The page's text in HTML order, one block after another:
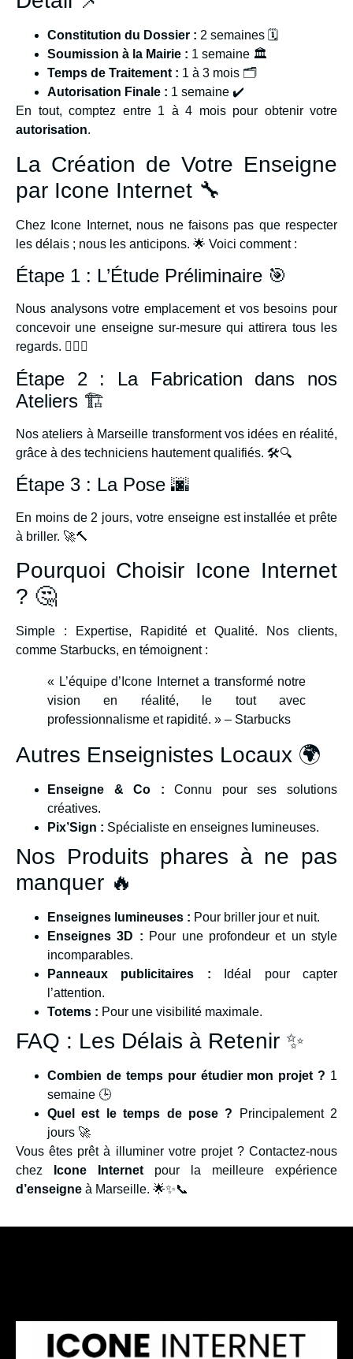
Constitution du Dossier : 2 semaines 🗓️
Soumission à la Mairie : 1 semaine 🏛️
Temps de Traitement : 1 à 3 mois 🗂️
Autorisation Finale : 1 semaine ✔️
En tout, comptez entre 1 à 4 mois pour obtenir votre
autorisation.
La Création de Votre Enseigne
par Icone Internet 🔧
Chez Icone Internet, nous ne faisons pas que respecter
les délais ; nous les anticipons. 🌟 Voici comment :
Étape 1 : L’Étude Préliminaire 🎯
Nous analysons votre emplacement et vos besoins pour
concevoir une enseigne sur-mesure qui attirera tous les
regards. 🕵️‍♂️✨
Étape 2 : La Fabrication dans nos
Ateliers 🏗️
Nos ateliers à Marseille transforment vos idées en réalité,
grâce à des techniciens hautement qualifiés. 🛠️🔍
Étape 3 : La Pose 🌆
En moins de 2 jours, votre enseigne est installée et prête
à briller. 🚀🔨
Pourquoi Choisir Icone Internet
? 🤔
Simple : Expertise, Rapidité et Qualité. Nos clients,
comme Starbucks, en témoignent :
« L’équipe d’Icone Internet a transformé notre
vision en réalité, le tout avec
professionnalisme et rapidité. » – Starbucks
Autres Enseignistes Locaux 🌍
Enseigne & Co : Connu pour ses solutions
créatives.
Pix’Sign : Spécialiste en enseignes lumineuses.
Nos Produits phares à ne pas
manquer 🔥
Enseignes lumineuses : Pour briller jour et nuit.
Enseignes 3D : Pour une profondeur et un style
incomparables.
Panneaux publicitaires : Idéal pour capter
l’attention.
Totems : Pour une visibilité maximale.
FAQ : Les Délais à Retenir ✨
Combien de temps pour étudier mon projet ? 1
semaine 🕒
Quel est le temps de pose ? Principalement 2
jours 🚀
Vous êtes prêt à illuminer votre projet ? Contactez-nous
chez
Icone Internet pour la meilleure expérience
d’enseigne à Marseille. 🌟✨📞